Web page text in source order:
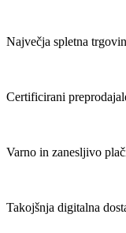
Največja spletna
Certificirani
Varno in zanesljivo
Takojšnja digitalna